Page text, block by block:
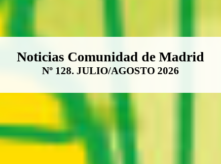
Boletín Noticias Comunidad de
Noticias Comunidad de Madrid
Nº 128. JULIO/AGOSTO 2026